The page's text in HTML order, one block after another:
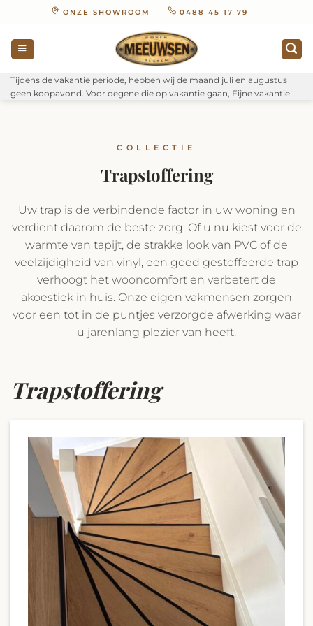
naar
inhoud
ONZE SHOWROOM 0488 45 17 79
Tijdens de vakantie periode, hebben wij de maand juli en augustus
geen koopavond. Voor degene die op vakantie gaan, Fijne vakantie!
COLLECTIE
Trapstoffering
Uw trap is de verbindende factor in uw woning en
verdient daarom de beste zorg. Of u nu kiest voor de
warmte van tapijt, de strakke look van PVC of de
veelzijdigheid van vinyl, een goed gestoffeerde trap
verhoogt het wooncomfort en verbetert de
akoestiek in huis. Onze eigen vakmensen zorgen
voor een tot in de puntjes verzorgde afwerking waar
u jarenlang plezier van heeft.
Trapstoffering